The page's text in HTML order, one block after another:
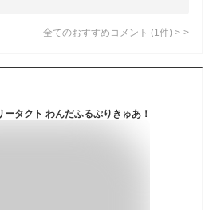
全てのおすすめコメント (1 件) >
タクト わんだふるぷりきゅあ！